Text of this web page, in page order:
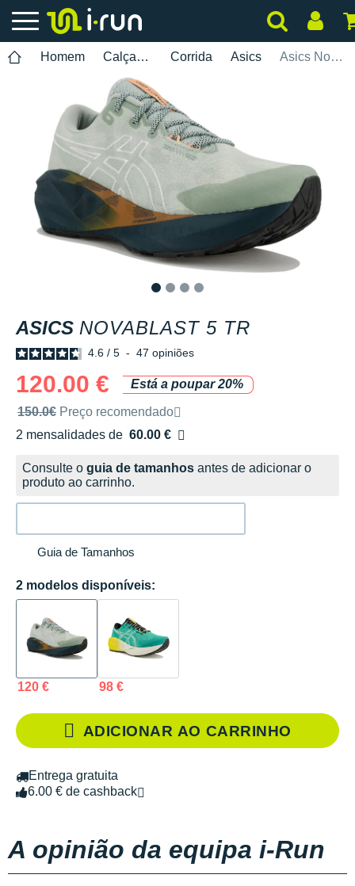
Homem Calçados Corrida Asics Asics Novablast 5 TR
ASICS NOVABLAST 5 TR
4.6 / 5 - 47 opiniões
120.00 €
Está a poupar 20%
Preço de venda recomendado pela marca
150.0€ Preço recomendado
2 mensalidades de 60.00 €
sem custos
Consulte o guia de tamanhos antes de adicionar o
produto ao carrinho.
Guia de Tamanhos
2 modelos disponíveis:
120 € 98 €
ADICIONAR AO CARRINHO
Entrega gratuita
6.00 € de cashback
A opinião da equipa i-Run